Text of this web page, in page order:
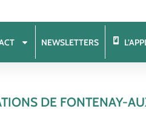
NEWSLETTERS
DE FONTENAY-